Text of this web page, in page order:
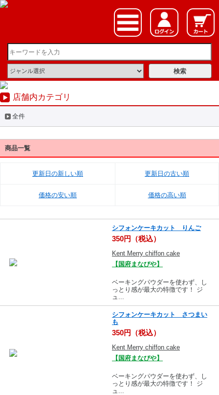
店舗内カテゴリ
全件
商品一覧
更新日の新しい順 更新日の古い順
価格の安い順 価格の高い順
シフォンケーキカット りんご
350円（税込）
Kent Merry chiffon cake
【国府まなびや】
ベーキングパウダーを使わず、し
っとり感が最大の特徴です！ ジ
ュ...
シフォンケーキカット さつまい
も
350円（税込）
Kent Merry chiffon cake
【国府まなびや】
ベーキングパウダーを使わず、し
っとり感が最大の特徴です！ ジ
ュ...